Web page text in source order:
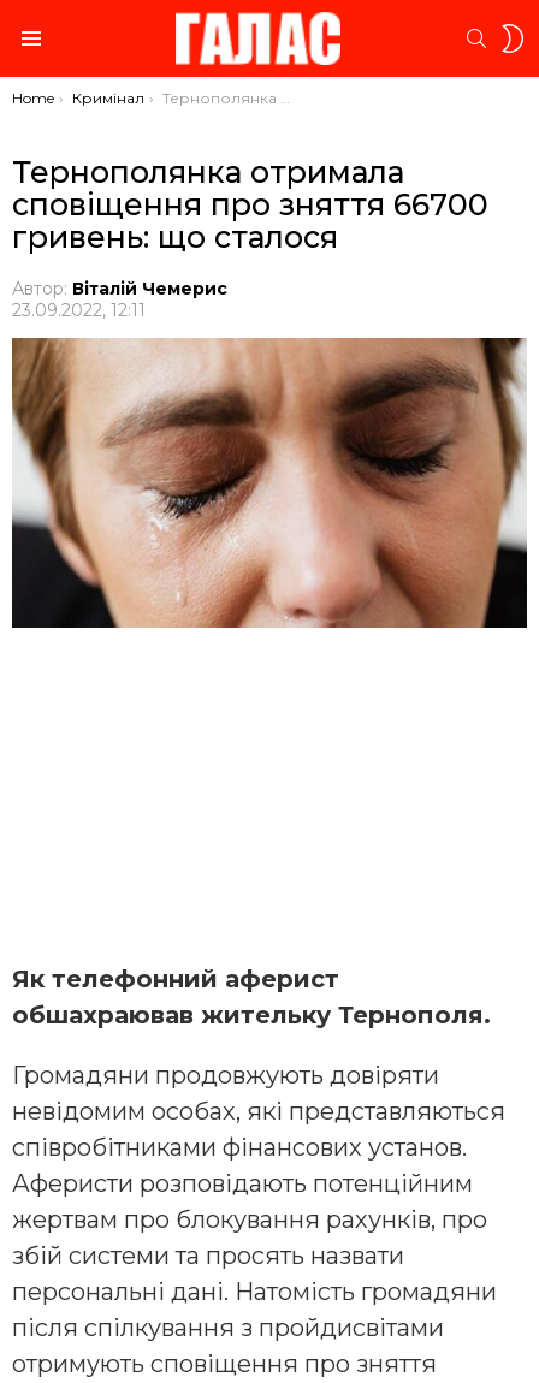
You are here:
Home Кримінал Тернополянка отримала сповіщення про зняття 66700 гривень: що сталося
Тернополянка отримала
сповіщення про зняття 66700
гривень: що сталося
Автор: Віталій Чемерис
23.09.2022, 12:11
Як телефонний аферист
обшахраював жительку Тернополя.
Громадяни продовжують довіряти
невідомим особах, які представляються
співробітниками фінансових установ.
Аферисти розповідають потенційним
жертвам про блокування рахунків, про
збій системи та просять назвати
персональні дані. Натомість громадяни
після спілкування з пройдисвітами
отримують сповіщення про зняття